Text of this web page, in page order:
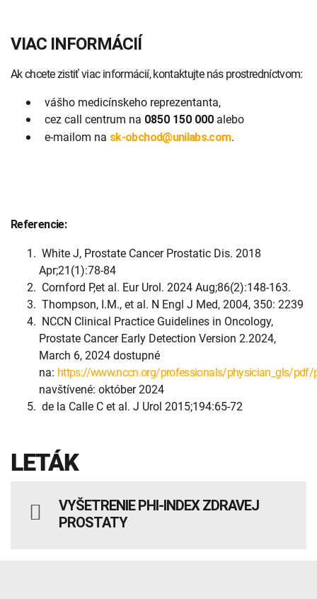
VIAC INFORMÁCIÍ
Ak chcete zistiť viac informácií, kontaktujte nás prostredníctvom:
vášho medicínskeho reprezentanta,
cez call centrum na 0850 150 000 alebo
e-mailom na sk-obchod@unilabs.com.
Referencie:
White J, Prostate Cancer Prostatic Dis. 2018
Apr;21(1):78-84
Cornford P,et al. Eur Urol. 2024 Aug;86(2):148-163.
Thompson, I.M., et al. N Engl J Med, 2004, 350: 2239
NCCN Clinical Practice Guidelines in Oncology,
Prostate Cancer Early Detection Version 2.2024,
March 6, 2024 dostupné
na: https://www.nccn.org/professionals/physician_gls/pdf/
navštívené: október 2024
de la Calle C et al. J Urol 2015;194:65-72
LETÁK
VYŠETRENIE PHI-INDEX ZDRAVEJ
PROSTATY